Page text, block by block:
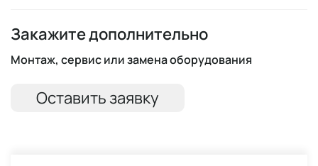
Закажите дополнительно
Монтаж, сервис или замена оборудования
Оставить заявку